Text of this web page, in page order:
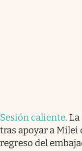
Sesión caliente.
tras apoyar a
regreso del